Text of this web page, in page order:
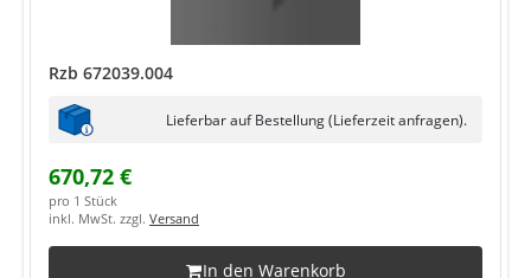
Rzb 672039.004
Lieferbar auf Bestellung (Lieferzeit anfragen).
670,72 €
pro 1 Stück
inkl. MwSt. zzgl. Versand
In den Warenkorb